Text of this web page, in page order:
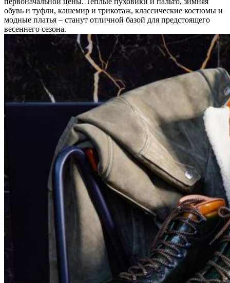
обувь и туфли, кашемир и трикотаж, классические костюмы и
модные платья – станут отличной базой для предстоящего
весеннего сезона.